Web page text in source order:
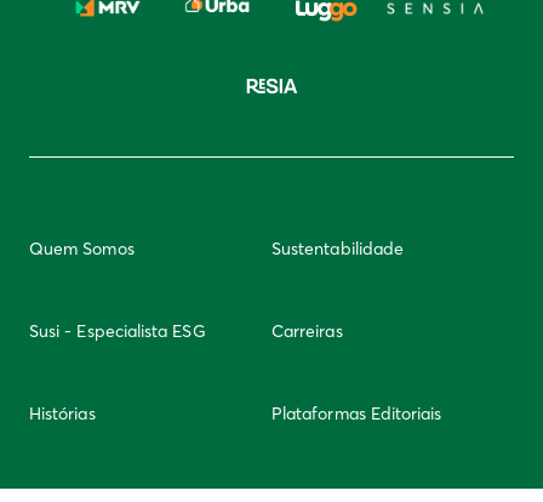
Quem Somos Sustentabilidade
Susi - Especialista ESG Carreiras
Histórias Plataformas Editoriais
Newsletter Integridade